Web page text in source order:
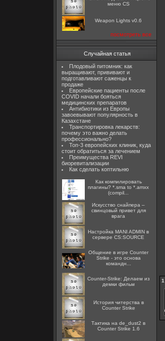
меню CS
Weapon Lights v0.6
посмотреть все
Случайная статья
Плодовый питомник: как
выращивают, прививают и
подготавливают саженцы к
продаже
Европейские пациенты после
COVID начали бояться
медицинских препаратов
Антибиотики из Европы
завоевывают популярность в
Казахстане
Транспортировка лекарств:
почему это важно делать
профессионально?
Топ-3 европейских клиник, куда
стоит обратиться за лечением
Преимущества REVI
биоревитализации
Как сделать коптильню
Как компилировать
плагины? *.sma to *.amxx
(compil...
Искусство снайпера –
свинцовый привет для
врага
Настройка MANI ADMIN в
сервере CS:SOURCE
Общение в игре Counter
Strike - это основа
командн...
Counter-Strike: Делаем из
демки фильм
История читерства в
Counter Strike
Тактика на de_dust2 в
Counter Strike 1.6
1